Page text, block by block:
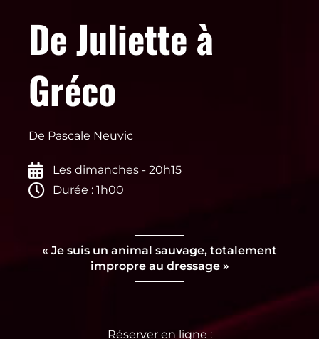
De Juliette à
Gréco
De Pascale Neuvic
Les dimanches - 20h15
Durée : 1h00
« Je suis un animal sauvage, totalement
impropre au dressage »